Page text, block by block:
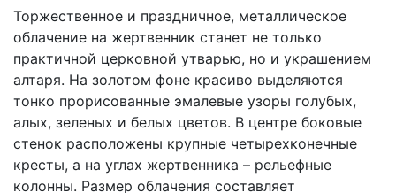
Торжественное и праздничное, металлическое
облачение на жертвенник станет не только
практичной церковной утварью, но и украшением
алтаря. На золотом фоне красиво выделяются
тонко прорисованные эмалевые узоры голубых,
алых, зеленых и белых цветов. В центре боковые
стенок расположены крупные четырехконечные
кресты, а на углах жертвенника – рельефные
колонны. Размер облачения составляет